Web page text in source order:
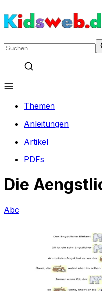
Themen
Anleitungen
Artikel
PDFs
Die
Abc